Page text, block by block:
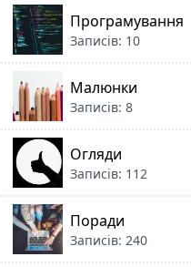
Програмування
Записів: 10
Малюнки
Записів: 8
Огляди
Записів: 112
Поради
Записів: 240